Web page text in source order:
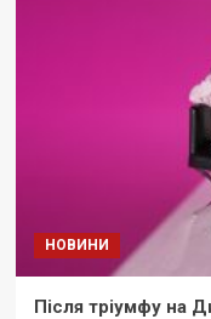
НОВИНИ
Після тріумфу на